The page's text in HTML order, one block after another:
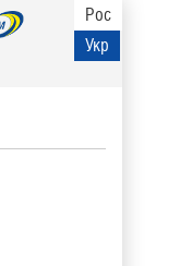
Рос
Укр